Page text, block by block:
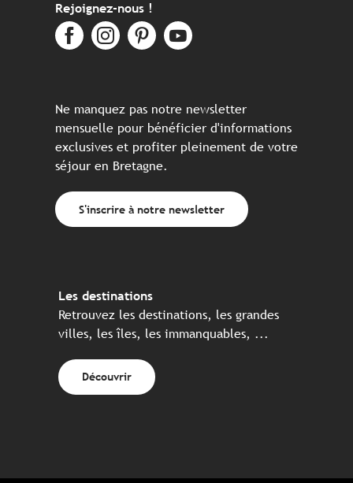
Rejoignez-nous !
Ne manquez pas notre newsletter
mensuelle pour bénéficier d'informations
exclusives et profiter pleinement de votre
séjour en Bretagne.
S'inscrire à notre newsletter
Les destinations
Retrouvez les destinations, les grandes
villes, les îles, les immanquables, ...
Découvrir